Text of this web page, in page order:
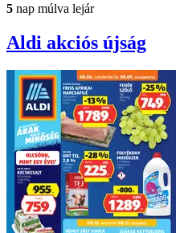
5 nap múlva lejár
Aldi akciós újság